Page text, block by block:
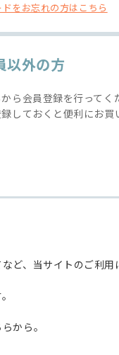
をお忘れの方はこちら
以外の方
ら会員登録を行ってく
しておくと便利にお買
ど、当サイトのご利用
から。